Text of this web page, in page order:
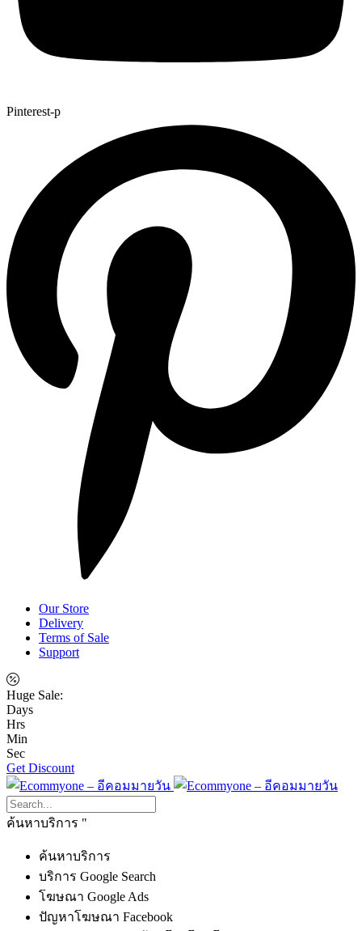
Pinterest-p
Our Store
Delivery
Terms of Sale
Support
Huge Sale:
Days
Hrs
Min
Sec
Get Discount
ค้นหาบริการ
ค้นหาบริการ
บริการ Google Search
โฆษณา Google Ads
ปัญหาโฆษณา Facebook